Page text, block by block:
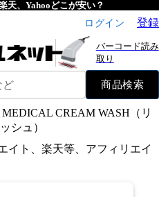
天、Yahooどこが安い？
ログイン 登録
バーコード読み
取り
ど 商品検索
MEDICAL CREAM WASH（リ
シュ）
イト、楽天等、アフィリエイ